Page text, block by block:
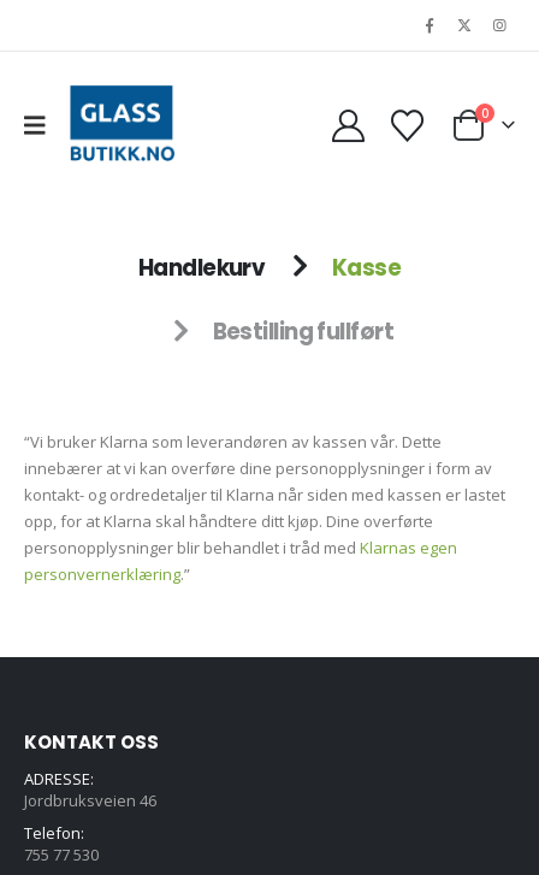
0
Handlekurv Kasse
Bestilling fullført
“Vi bruker Klarna som leverandøren av kassen vår. Dette
innebærer at vi kan overføre dine personopplysninger i form av
kontakt- og ordredetaljer til Klarna når siden med kassen er lastet
opp, for at Klarna skal håndtere ditt kjøp. Dine overførte
personopplysninger blir behandlet i tråd med Klarnas egen
personvernerklæring.”
KONTAKT OSS
ADRESSE:
Jordbruksveien 46
Telefon:
755 77 530